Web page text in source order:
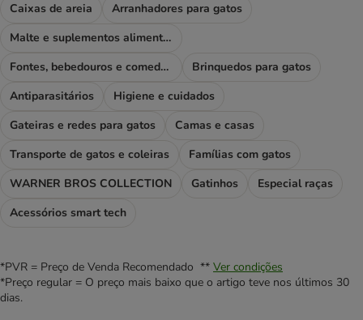
Caixas de areia
Arranhadores para gatos
Malte e suplementos alimentares
Fontes, bebedouros e comedouros
Brinquedos para gatos
Antiparasitários
Higiene e cuidados
Gateiras e redes para gatos
Camas e casas
Transporte de gatos e coleiras
Famílias com gatos
WARNER BROS COLLECTION
Gatinhos
Especial raças
Acessórios smart tech
*PVR = Preço de Venda Recomendado ** Ver condições
*Preço regular = O preço mais baixo que o artigo teve nos últimos 30
dias.